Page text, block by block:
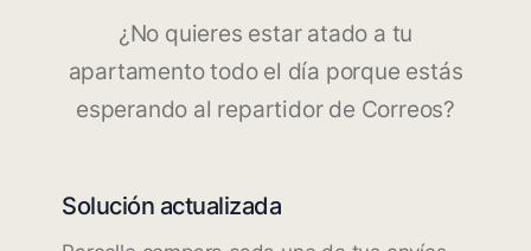
¿No quieres estar atado a tu
apartamento todo el día porque estás
esperando al repartidor de Correos?
Solución actualizada